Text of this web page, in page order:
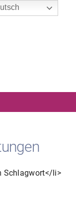
Schlagwort</li>